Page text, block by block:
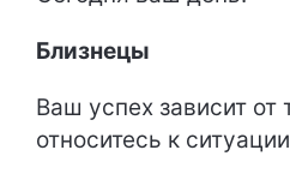
Близнецы
Ваш успех зависит от
относитесь к